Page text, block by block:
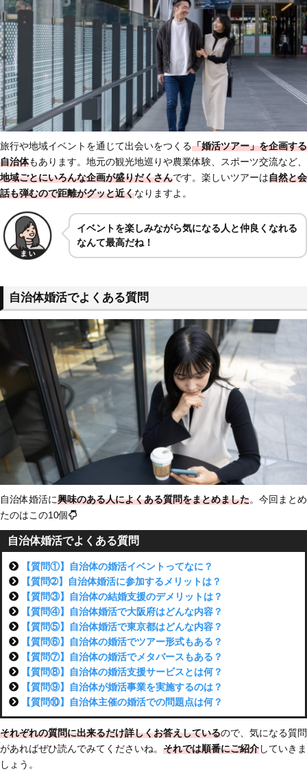
旅行や地域イベントを通じて出会いをつくる「婚活ツアー」を企画する
自治体もあります。地元の観光地巡りや農業体験、スポーツ交流など、
地域ごとにいろんな企画が盛りだくさんです。楽しいツアーは自然と会
話も弾むので距離がグッと近くなりますよ。
イベントを楽しみながら気になる人と仲良くなれる
なんて最高だね！
自治体婚活でよくある質問
自治体婚活に興味のある人によくある質問をまとめました。今回まとめ
たのはこの10個
自治体婚活でよくある質問
【質問①】自治体の婚活イベントってなに？
【質問➁】自治体婚活に参加するメリットは？
【質問③】自治体の結婚支援のデメリットは？
【質問④】自治体婚活で大阪府はどんな内容？
【質問⑤】自治体婚活で東京都はどんな内容？
【質問⑥】自治体の婚活でツアー形式もある？
【質問⑦】自治体の婚活でメタバースもある？
【質問⑧】自治体の婚活支援サービスとは何？
【質問⑨】自治体が婚活事業を実施するのは？
【質問⑩】自治体主催の婚活での問題点は何？
それぞれの質問に出来るだけ詳しくお答えしているので、気になる質問
があればぜひ読んでみてくださいね。 それでは順番にご紹介していきま
しょう。